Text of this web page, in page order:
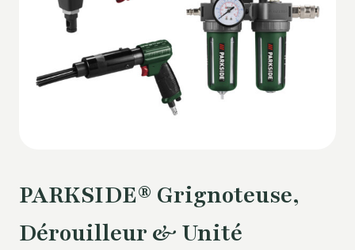
PARKSIDE® Grignoteuse,
Dérouilleur & Unité